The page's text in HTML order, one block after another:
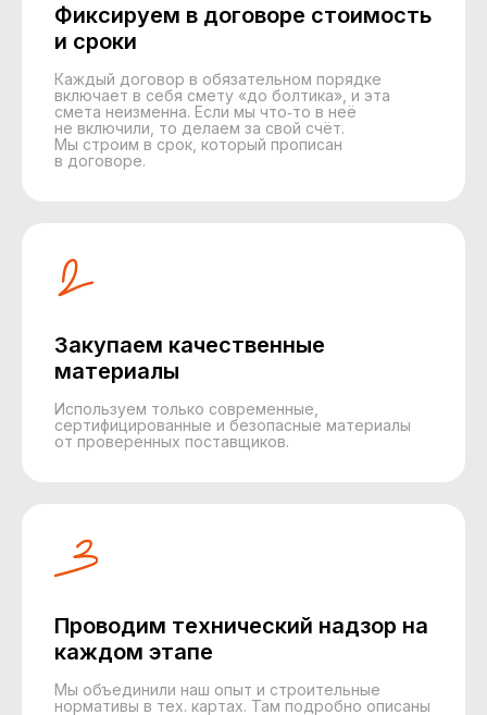
Фиксируем в договоре стоимость
и сроки
Каждый договор в обязательном порядке
включает в себя смету «до болтика», и эта
смета неизменна. Если мы что‑то в неё
не включили, то делаем за свой счёт.
Мы строим в срок, который прописан
в договоре.
Закупаем качественные
материалы
Используем только современные,
сертифицированные и безопасные материалы
от проверенных поставщиков.
Проводим технический надзор на
каждом этапе
Мы объединили наш опыт и строительные
нормативы в тех. картах. Там подробно описаны